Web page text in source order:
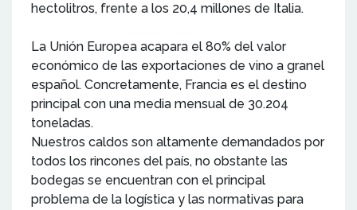
hectolitros, frente a los 20,4 millones de Italia.
La Unión Europea acapara el 80% del valor
económico de las exportaciones de vino a granel
español. Concretamente, Francia es el destino
principal con una media mensual de 30.204
toneladas.
Nuestros caldos son altamente demandados por
todos los rincones del país, no obstante las
bodegas se encuentran con el principal
problema de la logística y las normativas para